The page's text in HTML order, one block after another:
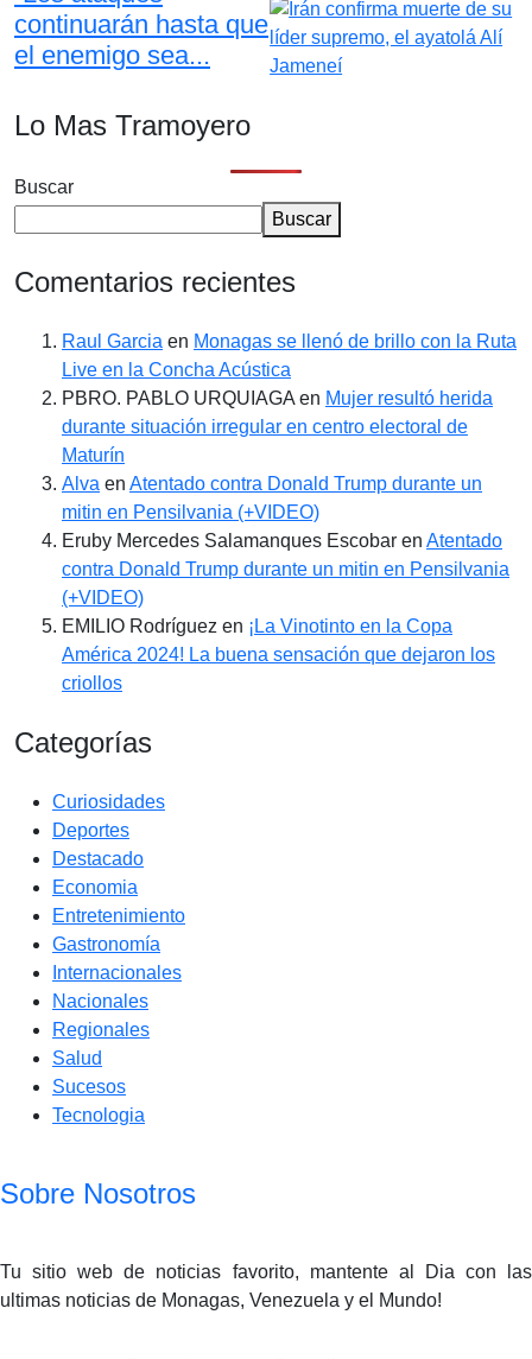
continuarán hasta que
el enemigo sea...
Lo Mas Tramoyero
Buscar
Buscar
Comentarios recientes
Raul Garcia en Monagas se llenó de brillo con la Ruta
Live en la Concha Acústica
PBRO. PABLO URQUIAGA en Mujer resultó herida
durante situación irregular en centro electoral de
Maturín
Alva en Atentado contra Donald Trump durante un
mitin en Pensilvania (+VIDEO)
Eruby Mercedes Salamanques Escobar en Atentado
contra Donald Trump durante un mitin en Pensilvania
(+VIDEO)
EMILIO Rodríguez en ¡La Vinotinto en la Copa
América 2024! La buena sensación que dejaron los
criollos
Categorías
Curiosidades
Deportes
Destacado
Economia
Entretenimiento
Gastronomía
Internacionales
Nacionales
Regionales
Salud
Sucesos
Tecnologia
Sobre Nosotros
Tu sitio web de noticias favorito, mantente al Dia con las
ultimas noticias de Monagas, Venezuela y el Mundo!